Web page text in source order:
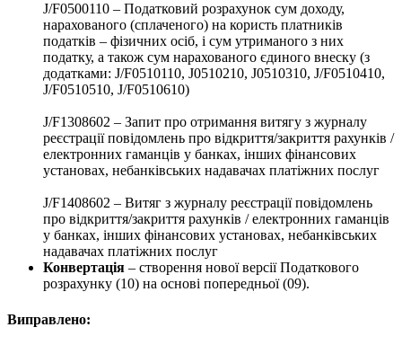
J/F0500110 – Податковий розрахунок сум доходу,
нарахованого (сплаченого) на користь платників
податків – фізичних осіб, і сум утриманого з них
податку, а також сум нарахованого єдиного внеску (з
додатками: J/F0510110, J0510210, J0510310, J/F0510410,
J/F0510510, J/F0510610)
J/F1308602 – Запит про отримання витягу з журналу
реєстрації повідомлень про відкриття/закриття рахунків /
електронних гаманців у банках, інших фінансових
установах, небанківських надавачах платіжних послуг
J/F1408602 – Витяг з журналу реєстрації повідомлень
про відкриття/закриття рахунків / електронних гаманців
у банках, інших фінансових установах, небанківських
надавачах платіжних послуг
Конвертація – створення нової версії Податкового
розрахунку (10) на основі попередньої (09).
Виправлено: